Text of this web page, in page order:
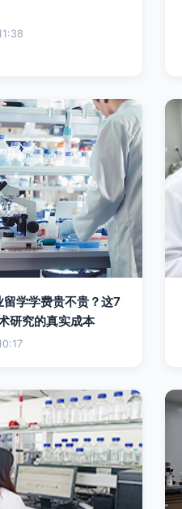
学学费贵不贵？这7
研究的真实成本